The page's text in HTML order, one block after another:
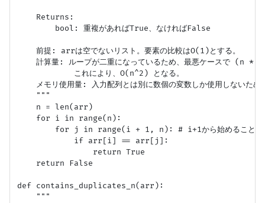
    Returns:
        bool: 重複があればTrue、なければFalse
    前提: arrは空でないリスト。要素の比較はO(1)とする。
計算量: ループが二重になっているため、最悪ケースで (n *
            これにより、O(n^2) となる。
メモリ使用量: 入力配列とは別に数個の変数しか使用しないた
    """
    n = len(arr)
    for i in range(n):
for j in range(i + 1, n): # i+1から始めることで自
            if arr[i] == arr[j]:
                return True
    return False
def contains_duplicates_n(arr):
    """